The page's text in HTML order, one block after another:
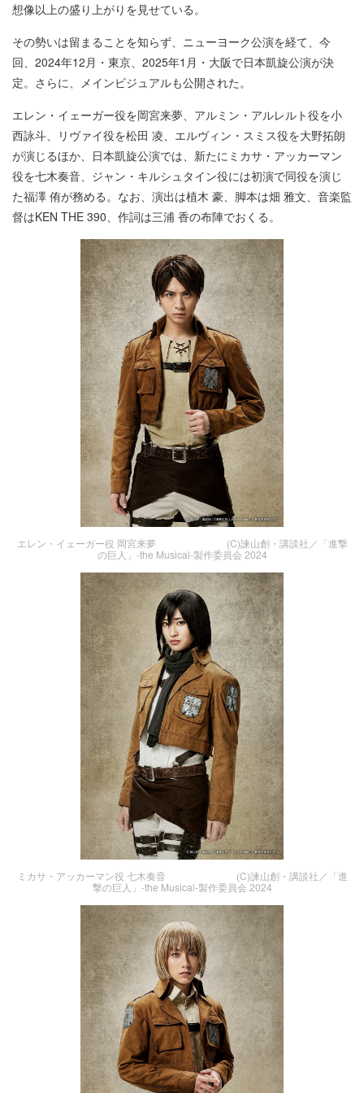
想像以上の盛り上がりを見せている。
その勢いは留まることを知らず、ニューヨーク公演を経て、今
回、2024年12月・東京、2025年1月・大阪で日本凱旋公演が決
定。さらに、メインビジュアルも公開された。
エレン・イェーガー役を岡宮来夢、アルミン・アルレルト役を小
西詠斗、リヴァイ役を松田 凌、エルヴィン・スミス役を大野拓朗
が演じるほか、日本凱旋公演では、新たにミカサ・アッカーマン
役を七木奏音、ジャン・キルシュタイン役には初演で同役を演じ
た福澤 侑が務める。なお、演出は植木 豪、脚本は畑 雅文、音楽監
督はKEN THE 390、作詞は三浦 香の布陣でおくる。
エレン・イェーガー役 岡宮来夢 (C)諫山創・講談社／「進撃
の巨人」-the Musical-製作委員会 2024
ミカサ・アッカーマン役 七木奏音 (C)諫山創・講談社／「進
撃の巨人」-the Musical-製作委員会 2024